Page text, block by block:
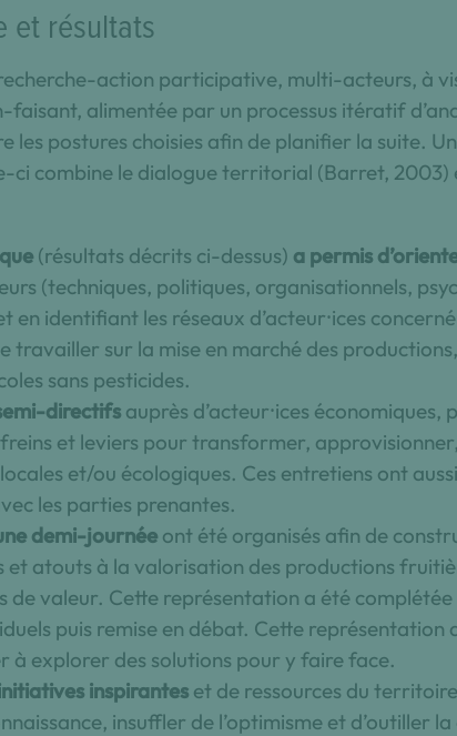
et résultats
action participative, multi-acteurs, à
faisant, alimentée par un processus itératif
les postures choisies afin de planifier la suite.
ci combine le dialogue territorial (Barret, 2003)
(résultats décrits ci-dessus) a permis
(techniques, politiques, organisationnels,
en identifiant les réseaux d’acteur⸱ices
travailler sur la mise en marché des
sans pesticides.
directifsauprès d’acteur⸱ices économiques,
et leviers pour transformer,
et/ou écologiques. Ces entretiens ont
les parties prenantes.
demi-journéeont été organisés afin de
et atouts à la valorisation des productions
de valeur. Cette représentation a été
puis remise en débat. Cette représentation
à explorer des solutions pour y faire face.
inspiranteset de ressources du
insuffler de l’optimisme et d’outiller